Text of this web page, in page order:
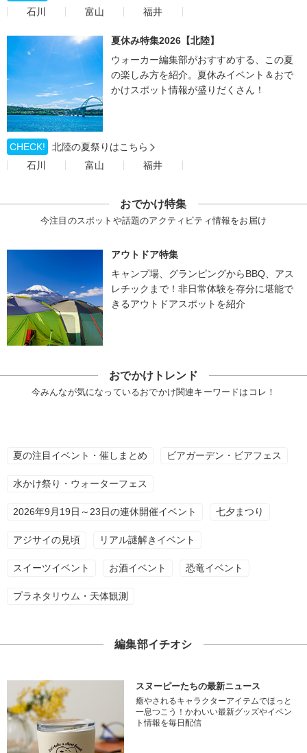
石川
富山 福井
夏休み特集2026【北陸】
ウォーカー編集部がおすすめする、この夏
の楽しみ方を紹介。夏休みイベント＆おで
かけスポット情報が盛りだくさん！
CHECK!
北陸の夏祭りはこちら
石川
富山 福井
おでかけ特集
今注目のスポットや話題のアクティビティ情報をお届け
アウトドア特集
キャンプ場、グランピングからBBQ、アス
レチックまで！非日常体験を存分に堪能で
きるアウトドアスポットを紹介
おでかけトレンド
今みんなが気になっているおでかけ関連キーワードはコレ！
夏の注目イベント・催しまとめ ビアガーデン・ビアフェス
水かけ祭り・ウォーターフェス
2026年9月19日～23日の連休開催イベント 七夕まつり
アジサイの見頃 リアル謎解きイベント
スイーツイベント お酒イベント 恐竜イベント
プラネタリウム・天体観測
編集部イチオシ
スヌーピーたちの最新ニュース
癒やされるキャラクターアイテムでほっと
一息つこう！かわいい最新グッズやイベン
ト情報を毎日配信